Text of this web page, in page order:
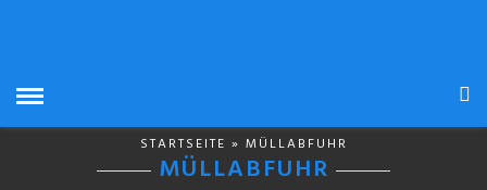
STARTSEITE » MÜLLABFUHR
MÜLLABFUHR